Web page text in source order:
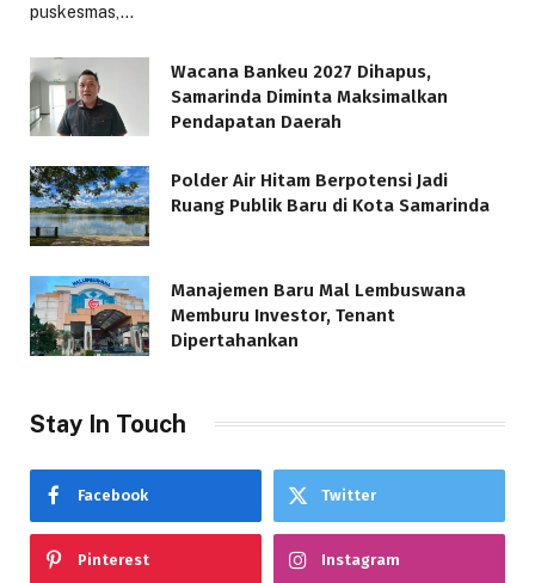
puskesmas,…
Wacana Bankeu 2027 Dihapus,
Samarinda Diminta Maksimalkan
Pendapatan Daerah
Polder Air Hitam Berpotensi Jadi
Ruang Publik Baru di Kota Samarinda
Manajemen Baru Mal Lembuswana
Memburu Investor, Tenant
Dipertahankan
Stay In Touch
Facebook Twitter
Pinterest Instagram